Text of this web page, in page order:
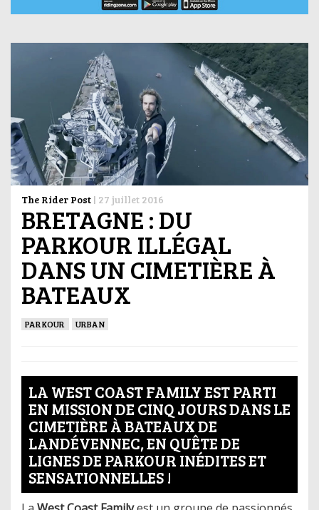
The Rider Post | 27 juillet 2016
BRETAGNE : DU
PARKOUR ILLÉGAL
DANS UN CIMETIÈRE À
BATEAUX
PARKOUR URBAN
LA WEST COAST FAMILY EST PARTI
EN MISSION DE CINQ JOURS DANS LE
CIMETIÈRE À BATEAUX DE
LANDÉVENNEC, EN QUÊTE DE
LIGNES DE PARKOUR INÉDITES ET
SENSATIONNELLES !